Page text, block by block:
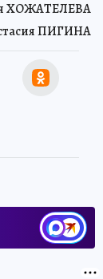
ХОЖАТЕЛЕВА
ПИГИНА